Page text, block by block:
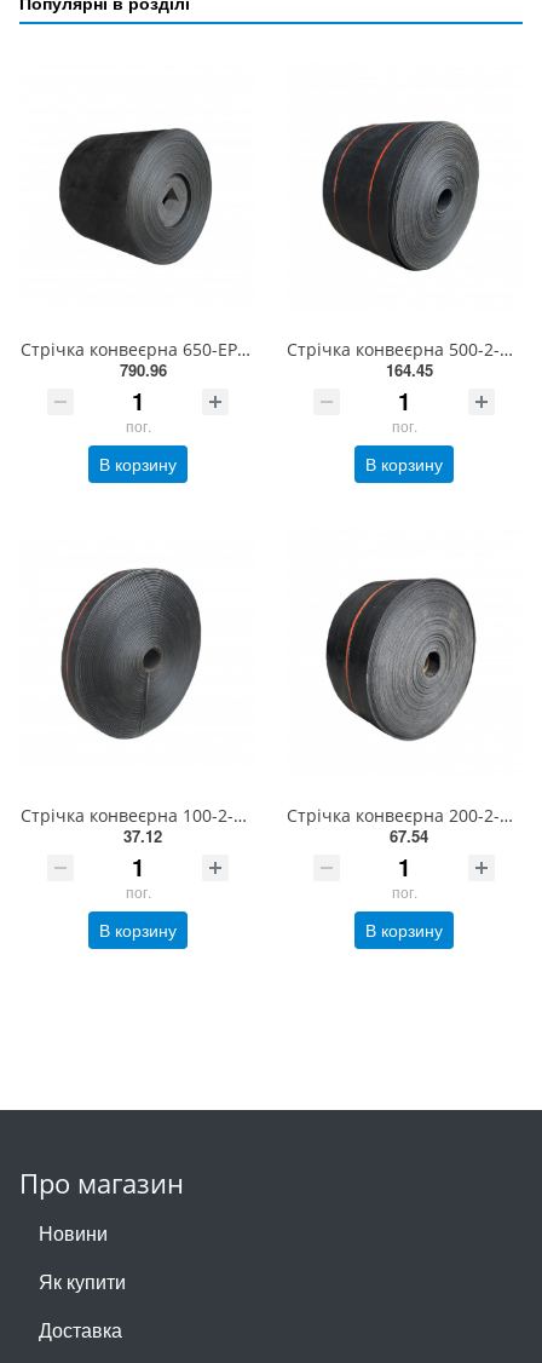
Стрічка конвеєрна 650-EP320/3 3+2 з вальцованими краями BANTSAN type Y (100 м)
790.96
пог.
В корзину
Стрічка конвеєрна 500-2-БКНЛ-65-0-0 з вальцованими краями EXCELLENT
164.45
пог.
В корзину
Стрічка конвеєрна 100-2-БКНЛ-65-0-0 з вальцованими краями EXCELLENT
37.12
пог.
В корзину
Стрічка конвеєрна 200-2-БКНЛ-65-0-0 з вальцованими краями EXCELLENT
67.54
пог.
В корзину
Про магазин
Новини
Як купити
Доставка